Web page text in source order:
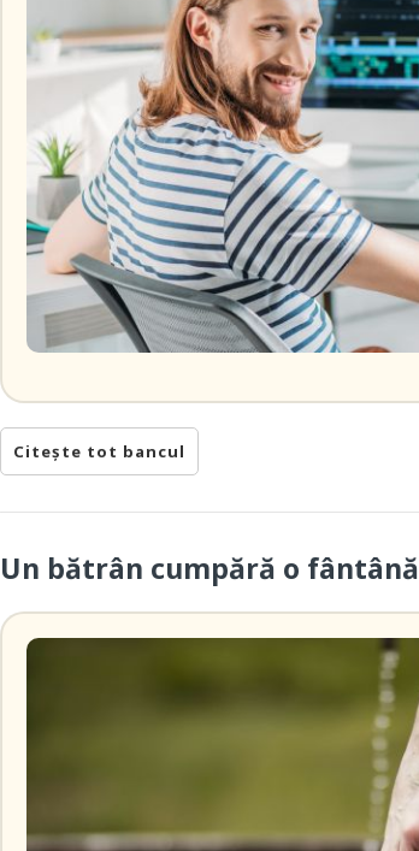
Citește tot bancul
Un bătrân cumpără o fântână